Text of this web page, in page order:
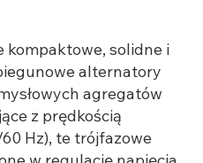
kompaktowe, solidne i
alternatory
agregatów
z prędkością
Hz), te trójfazowe